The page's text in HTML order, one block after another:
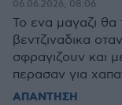
06.06.2026, 08:06
Το ενα μαγαζι θα
βεντζιναδικα
σφραγιζουν και
περασαν για
ΑΠΑΝΤΗΣΗ